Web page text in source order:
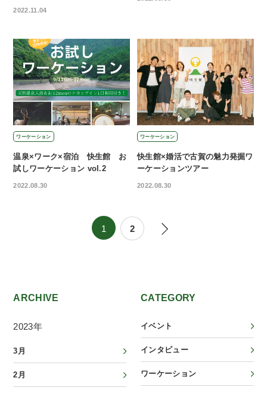
2022.11.04
ワーケーション
温泉×ワーク×宿泊 快生館 お
試しワーケーション vol.2
2022.08.30
ワーケーション
快生館×婚活で古賀の魅力発掘ワ
ーケーションツアー
2022.08.30
1 2
ARCHIVE
2023年
3月
2月
CATEGORY
イベント
インタビュー
ワーケーション